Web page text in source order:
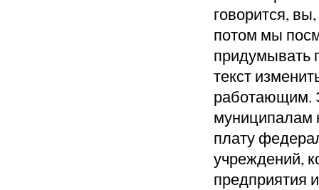
говорится, вы,
потом мы
придумывать
текст
работающим.
муниципалам
плату
учреждений,
предприятия